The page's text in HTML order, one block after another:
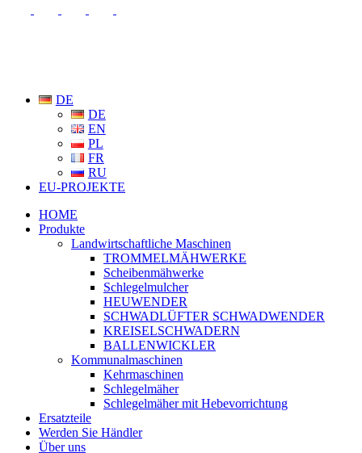
DE
DE
EN
PL
FR
RU
EU-PROJEKTE
HOME
Produkte
Landwirtschaftliche Maschinen
TROMMELMÄHWERKE
Scheibenmähwerke
Schlegelmulcher
HEUWENDER
SCHWADLÜFTER SCHWADWENDER
KREISELSCHWADERN
BALLENWICKLER
Kommunalmaschinen
Kehrmaschinen
Schlegelmäher
Schlegelmäher mit Hebevorrichtung
Ersatzteile
Werden Sie Händler
Über uns